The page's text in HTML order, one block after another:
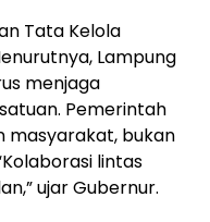
Tata Kelola
Lampung
menjaga
Pemerintah
masyarakat, bukan
lintas
ujar Gubernur.